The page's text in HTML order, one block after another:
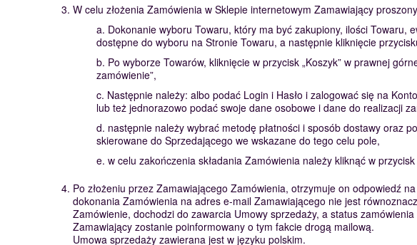
W celu złożenia Zamówienia w Sklepie internetowym Zamawiający
a. Dokonanie wyboru Towaru, który ma być zakupiony, ilości
dostępne do wyboru na Stronie Towaru, a następnie kliknięcie
b. Po wyborze Towarów, kliknięcie w przycisk „Koszyk” w prawnej
zamówienie”,
c. Następnie należy: albo podać Login i Hasło i zalogować się na
lub też jednorazowo podać swoje dane osobowe i dane do realizacji
d. następnie należy wybrać metodę płatności i sposób dostawy oraz
skierowane do Sprzedającego we wskazane do tego celu pole,
e. w celu zakończenia składania Zamówienia należy kliknąć w
Po złożeniu przez Zamawiającego Zamówienia, otrzymuje on odpowiedź
dokonania Zamówienia na adres e-mail Zamawiającego nie jest
Zamówienie, dochodzi do zawarcia Umowy sprzedaży, a status
Zamawiający zostanie poinformowany o tym fakcie drogą mailową.
Umowa sprzedaży zawierana jest w języku polskim.